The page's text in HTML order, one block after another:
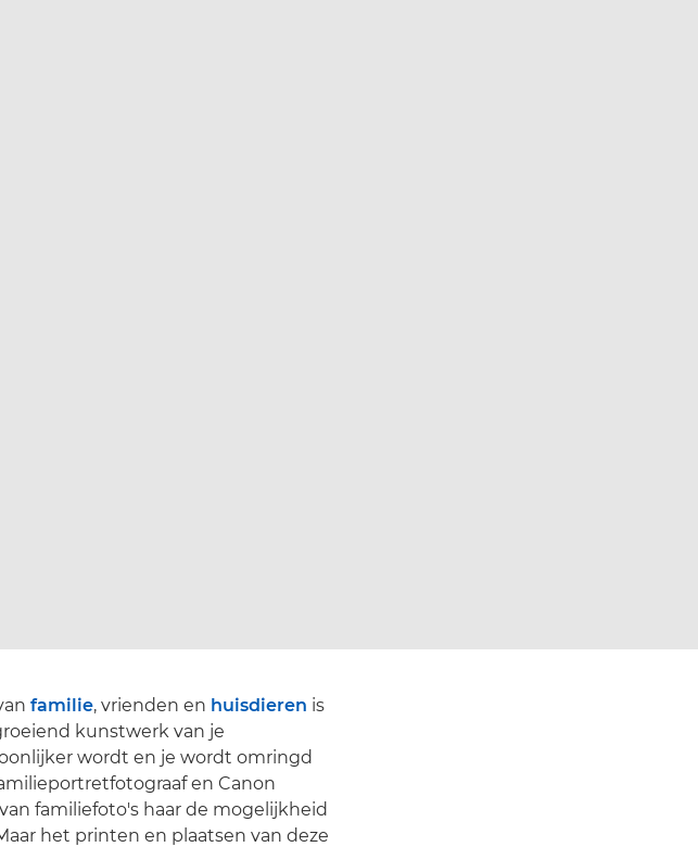
familie, vrienden en huisdieren is
kunstwerk van je
wordt en je wordt omringd
en Canon
familiefoto's haar de mogelijkheid
het printen en plaatsen van deze